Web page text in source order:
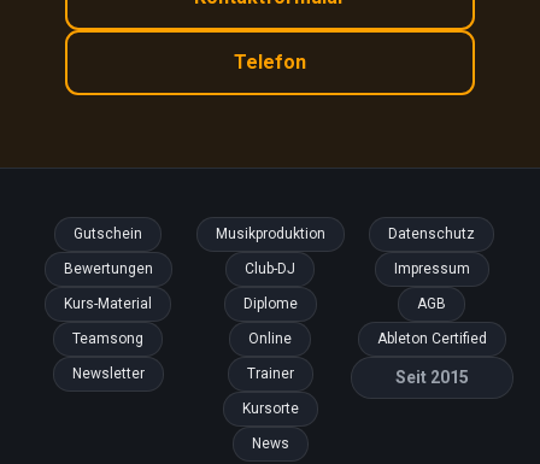
Telefon
Gutschein
Bewertungen
Kurs-Material
Teamsong
Newsletter
Musikproduktion
Club-DJ
Diplome
Online
Trainer
Kursorte
News
Datenschutz
Impressum
AGB
Ableton Certified
Seit 2015